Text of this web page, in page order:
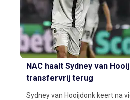
NAC haalt Sydney van
transfervrij terug
Sydney van Hooijdonk keert na